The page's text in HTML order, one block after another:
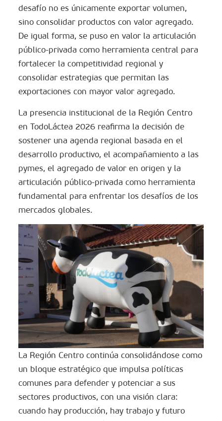
desafío no es únicamente exportar volumen,
sino consolidar productos con valor agregado.
De igual forma, se puso en valor la articulación
público-privada como herramienta central para
fortalecer la competitividad regional y
consolidar estrategias que permitan las
exportaciones con mayor valor agregado.
La presencia institucional de la Región Centro
en TodoLáctea 2026 reafirma la decisión de
sostener una agenda regional basada en el
desarrollo productivo, el acompañamiento a las
pymes, el agregado de valor en origen y la
articulación público-privada como herramienta
fundamental para enfrentar los desafíos de los
mercados globales.
La Región Centro continúa consolidándose como
un bloque estratégico que impulsa políticas
comunes para defender y potenciar a sus
sectores productivos, con una visión clara:
cuando hay producción, hay trabajo y futuro